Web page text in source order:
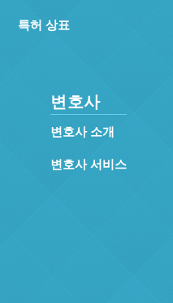
특허 상표
변호사
변호사 소개
변호사 서비스